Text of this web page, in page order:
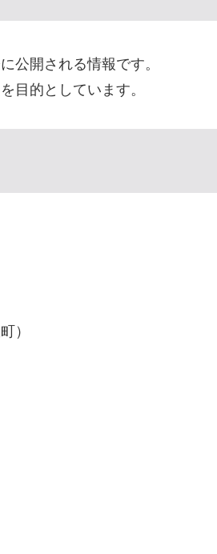
公開される情報です。
目的としています。
）